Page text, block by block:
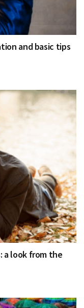
and basic tips
a look from the